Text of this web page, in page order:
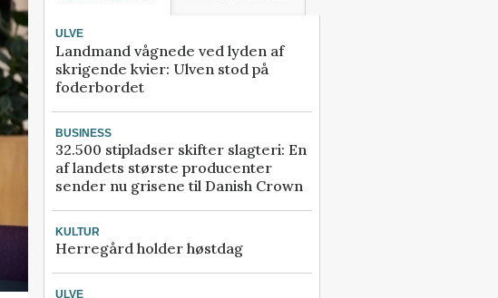
ULVE
Landmand vågnede ved lyden af
skrigende kvier: Ulven stod på
foderbordet
BUSINESS
32.500 stipladser skifter slagteri: En
af landets største producenter
sender nu grisene til Danish Crown
KULTUR
Herregård holder høstdag
ULVE